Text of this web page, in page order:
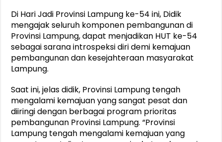
Di Hari Jadi Provinsi Lampung ke-54 ini, Didik
mengajak seluruh komponen pembangunan di
Provinsi Lampung, dapat menjadikan HUT ke-54
sebagai sarana introspeksi diri demi kemajuan
pembangunan dan kesejahteraan masyarakat
Lampung.
Saat ini, jelas didik, Provinsi Lampung tengah
mengalami kemajuan yang sangat pesat dan
diiringi dengan berbagai program prioritas
pembangunan Provinsi Lampung. “Provinsi
Lampung tengah mengalami kemajuan yang